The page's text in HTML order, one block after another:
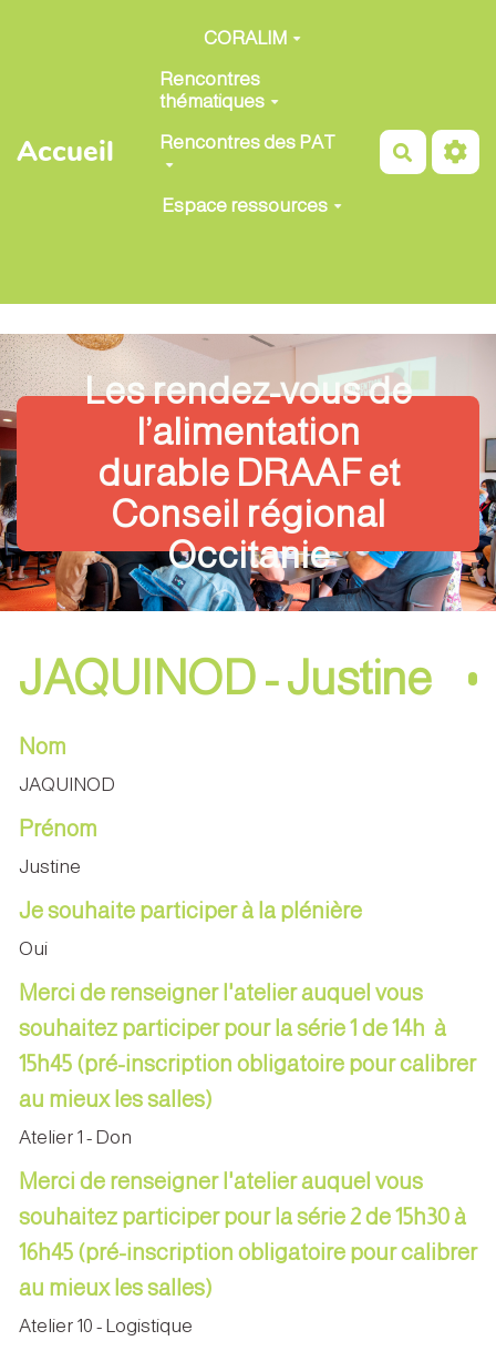
Aller au contenu principal
Accueil
CORALIM
Rencontres
thématiques
Rencontres des PAT
Espace ressources
Les rendez-vous de
l’alimentation
durable DRAAF et
Conseil régional
Occitanie
JAQUINOD - Justine
Nom
JAQUINOD
Prénom
Justine
Je souhaite participer à la plénière
Oui
Merci de renseigner l'atelier auquel vous
souhaitez participer pour la série 1 de 14h à
15h45 (pré-inscription obligatoire pour calibrer
au mieux les salles)
Atelier 1 - Don
Merci de renseigner l'atelier auquel vous
souhaitez participer pour la série 2 de 15h30 à
16h45 (pré-inscription obligatoire pour calibrer
au mieux les salles)
Atelier 10 - Logistique